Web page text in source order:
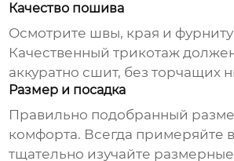
Качество пошива
Осмотрите швы, края и
Качественный трикотаж
аккуратно сшит, без торчащих
Размер и посадка
Правильно подобранный
комфорта. Всегда примеряйте
тщательно изучайте размерные